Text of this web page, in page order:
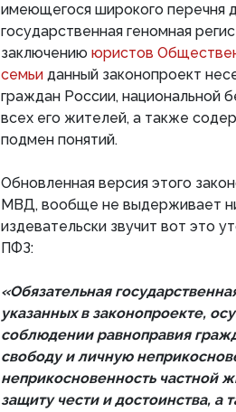
имеющегося широкого перечня
государственная геномная
заключению юристов
семьи данный законопроект
граждан России, национальной
всех его жителей, а также
подмен понятий.
Обновленная версия этого
МВД, вообще не выдерживает
издевательски звучит вот это
ПФЗ:
«Обязательная
указанных в законопроекте,
соблюдении равноправия
свободу и личную
неприкосновенность частной
защиту чести и достоинства, а